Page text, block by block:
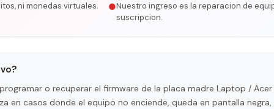
ni monedas virtuales.
●Nuestro ingreso es la reparacion de
suscripcion.
o recuperar el firmware de la placa madre Laptop /
en casos donde el equipo no enciende, queda en pantalla